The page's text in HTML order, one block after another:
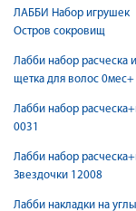
ЛАББИ Набор игрушек
Остров сокровищ
Лабби набор расческа и
щетка для волос
Лабби набор
0031
Лабби набор
Звездочки 12008
Лабби накладки на углы